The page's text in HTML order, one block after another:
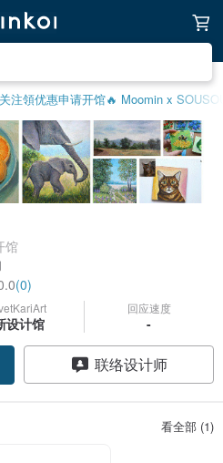
注領优惠申请开馆🔥 Moomin x
馆
(0)
设计馆
回应速度
-
联络设计师
看全部 (1)